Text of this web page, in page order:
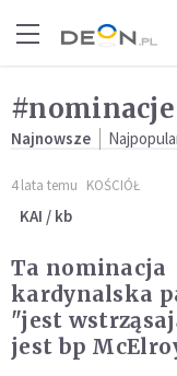
Najnowsze
4 lata temu KOŚCIÓŁ
KAI / kb
Ta nominacja
kardynalska
"jest
jest bp